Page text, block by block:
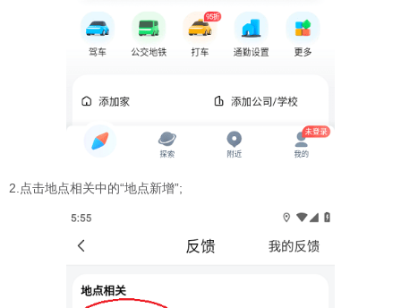
2.点击地点相关中的“地点新增”;